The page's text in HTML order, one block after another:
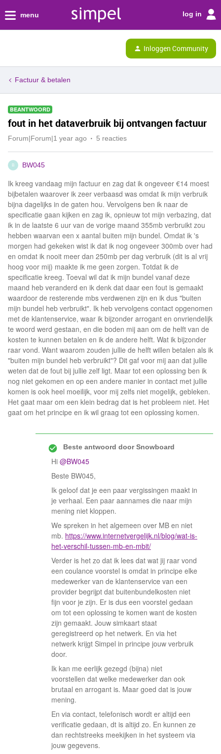
menu log in
Inloggen Community
Factuur & betalen
BEANTWOORD
fout in het dataverbruik bij ontvangen factuur
Forum|Forum|1 year ago 5 reacties
B BW045
Ik kreeg vandaag mijn factuur en zag dat ik ongeveer €14 moest
bijbetalen waarover ik zeer verbaasd was omdat ik mijn verbruik
bijna dagelijks in de gaten hou. Vervolgens ben ik naar de
specificatie gaan kijken en zag ik, opnieuw tot mijn verbazing, dat
ik in de laatste 6 uur van de vorige maand 355mb verbruikt zou
hebben waarvan een x aantal buiten mijn bundel. Omdat ik 's
morgen had gekeken wist ik dat ik nog ongeveer 300mb over had
en omdat ik nooit meer dan 250mb per dag verbruik (dit is al vrij
hoog voor mij) maakte ik me geen zorgen. Totdat ik de
specificatie kreeg. Toeval wil dat ik mijn bundel vanaf deze
maand heb veranderd en ik denk dat daar een fout is gemaakt
waardoor de resterende mbs verdwenen zijn en ik dus "buiten
mijn bundel heb verbruikt". Ik heb vervolgens contact opgenomen
met de klantenservice, waar ik bijzonder arrogant en onvriendelijk
te woord werd gestaan, en die boden mij aan om de helft van de
kosten te kunnen betalen en ik de andere helft. Wat ik bijzonder
raar vond. Want waarom zouden jullie de helft willen betalen als ik
"buiten mijn bundel heb verbruikt"? Dit gaf voor mij aan dat jullie
weten dat de fout bij jullie zelf ligt. Maar tot een oplossing ben ik
nog niet gekomen en op een andere manier in contact met jullie
komen is ook heel moeilijk, voor mij zelfs niet mogelijk, gebleken.
Het gaat maar om een klein bedrag dat is het probleem niet. Het
gaat om het principe en ik wil graag tot een oplossing komen.
Beste antwoord doorSnowboard
Hi ​ @BW045
Beste BW045,
Ik geloof dat je een paar vergissingen maakt in
je verhaal. Een paar aannames die naar mijn
mening niet kloppen.
We spreken in het algemeen over MB en niet
mb. https://www.internetvergelijk.nl/blog/wat-is-
het-verschil-tussen-mb-en-mbit/
Verder is het zo dat ik lees dat wat jij raar vond
een coulance voorstel is omdat in principe elke
medewerker van de klantenservice van een
provider begrijpt dat buitenbundelkosten niet
fijn voor je zijn. Er is dus een voorstel gedaan
om tot een oplossing te komen want de kosten
zijn gemaakt. Jouw simkaart staat
geregistreerd op het netwerk. En via het
netwerk krijgt Simpel in principe jouw verbruik
door.
Ik kan me eerlijk gezegd (bijna) niet
voorstellen dat welke medewerker dan ook
brutaal en arrogant is. Maar goed dat is jouw
mening.
En via contact, telefonisch wordt er altijd een
verificatie gedaan, dt is altijd zo. En kunnen ze
dan rechtstreeks meekijken in het systeem via
jouw gegevens.